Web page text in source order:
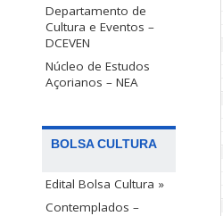
Departamento de
Cultura e Eventos –
DCEVEN
Núcleo de Estudos
Açorianos – NEA
BOLSA CULTURA
Edital Bolsa Cultura »
Contemplados –